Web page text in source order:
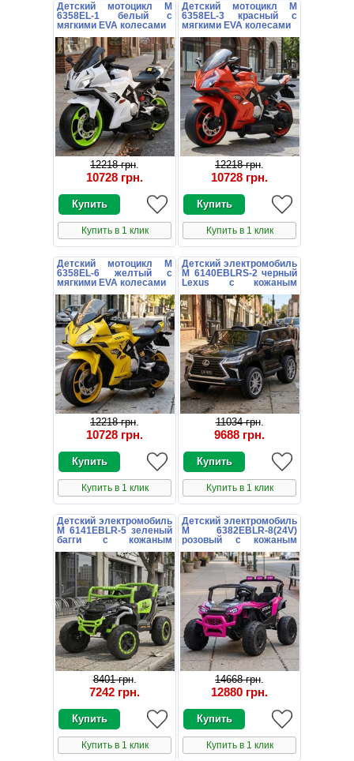
Детский мотоцикл M
6358EL-1 белый с
мягкими EVA колесами
12218 грн.
10728 грн.
Купить в 1 клик
Детский мотоцикл M
6358EL-3 красный с
мягкими EVA колесами
12218 грн.
10728 грн.
Купить в 1 клик
Детский мотоцикл M
6358EL-6 желтый с
мягкими EVA колесами
12218 грн.
10728 грн.
Купить в 1 клик
Детский электромобиль
M 6140EBLRS-2 черный
Lexus с кожаным
сиденьем
11034 грн.
9688 грн.
Купить в 1 клик
Детский электромобиль
M 6141EBLR-5 зеленый
багги с кожаным
сиденьем
8401 грн.
7242 грн.
Купить в 1 клик
Детский электромобиль
M 6382EBLR-8(24V)
розовый с кожаным
сиденьем
14668 грн.
12880 грн.
Купить в 1 клик